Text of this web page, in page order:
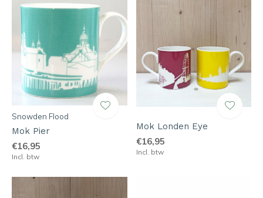
Snowden Flood
Mok Pier
€16,95
Incl. btw
Mok Londen Eye
€16,95
Incl. btw